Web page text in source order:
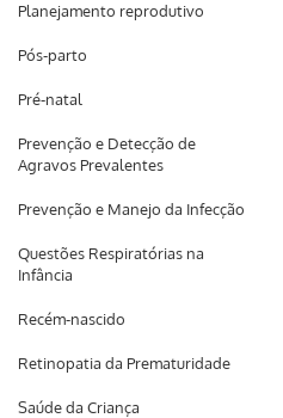
Planejamento reprodutivo
Pós-parto
Pré-natal
Prevenção e Detecção de
Agravos Prevalentes
Prevenção e Manejo da Infecção
Questões Respiratórias na
Infância
Recém-nascido
Retinopatia da Prematuridade
Saúde da Criança